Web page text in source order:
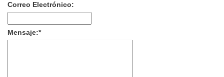
Correo Electrónico:
Mensaje:*